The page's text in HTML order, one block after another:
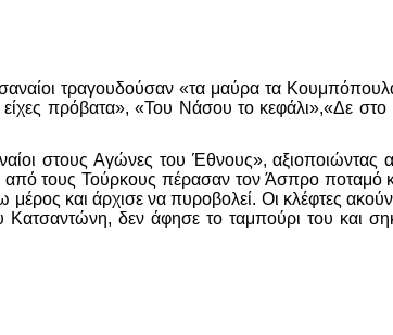
τραγουδούσαν «τα μαύρα τα
πρόβατα», «Του Νάσου το κεφάλι»,«Δε
στους Αγώνες του Έθνους», αξιοποιώντας
από τους Τούρκους πέρασαν τον Άσπρο ποταμό
και άρχισε να πυροβολεί. Οι κλέφτες
δεν άφησε το ταμπούρι του και